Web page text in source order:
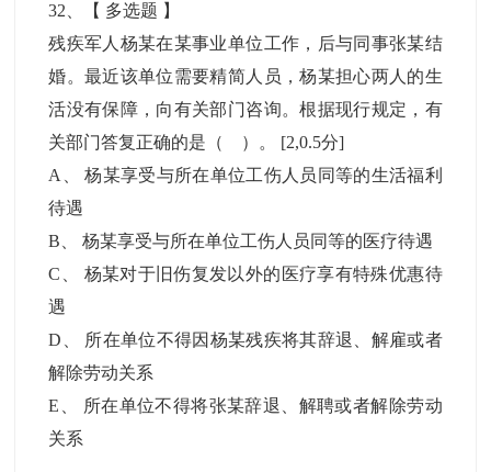
32 、【 多选题 】
残疾军人杨某在某事业单位工作，后与同事张某结
婚。最近该单位需要精简人员，杨某担心两人的生
活没有保障，向有关部门咨询。根据现行规定，有
关部门答复正确的是（ ）。 [2,0.5分]
A
、杨某享受与所在单位工伤人员同等的生活福利
待遇
B 、杨某享受与所在单位工伤人员同等的医疗待遇
C
杨某对于旧伤复发以外的医疗享有特殊优惠待
遇
D
所在单位不得因杨某残疾将其辞退、解雇或者
解除劳动关系
E
所在单位不得将张某辞退、解聘或者解除劳动
关系